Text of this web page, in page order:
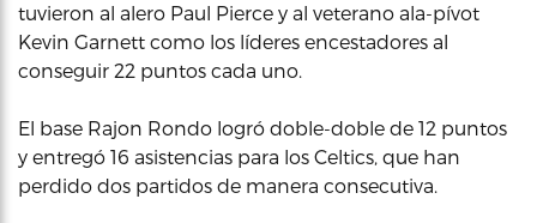
tuvieron al alero Paul Pierce y al veterano ala-pívot
Kevin Garnett como los líderes encestadores al
conseguir 22 puntos cada uno.
El base Rajon Rondo logró doble-doble de 12 puntos
y entregó 16 asistencias para los Celtics, que han
perdido dos partidos de manera consecutiva.